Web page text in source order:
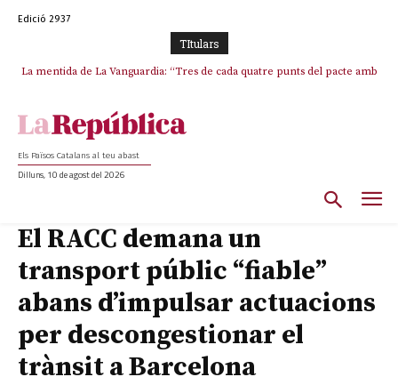
Edició 2937
TItulars
La mentida de La Vanguardia: “Tres de cada quatre punts del pacte amb
La covardia de l’independentisme català frena la caiguda de l’Estat a
Els Països Catalans al teu abast
Dilluns, 10 de agost del 2026
El RACC demana un
transport públic “fiable”
abans d’impulsar actuacions
per descongestionar el
trànsit a Barcelona